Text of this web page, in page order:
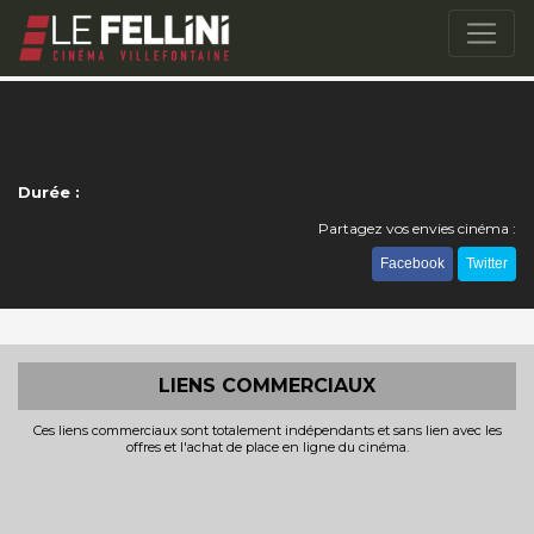
Durée :
Partagez vos envies cinéma :
Facebook Twitter
LIENS COMMERCIAUX
Ces liens commerciaux sont totalement indépendants et sans lien avec les
offres et l'achat de place en ligne du cinéma.